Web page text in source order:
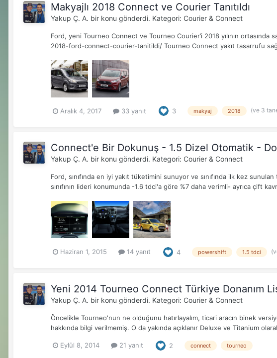
Makyajlı 2018 Connect ve Courier Tanıtıldı
Yakup Ç. A. bir konu gönderdi. Kategori: Courier & Connect
Ford, yeni Tourneo Connect ve Tourneo Courier’i 2018 yılının
2018-ford-connect-courier-tanitildi/ Tourneo Connect yakıt tasarrufu
Aralık 4, 2017 33 yanıt 3 makyaj 2018 (ve 3
Connect'e Bir Dokunuş - 1.5 Dizel Otomatik -
Yakup Ç. A. bir konu gönderdi. Kategori: Courier & Connect
Ford, sınıfında en iyi yakıt tüketimini sunuyor ve sınıfında ilk kez
sınıfının lideri konumunda -1.6 tdci'a göre %7 daha verimli- ayrıca çift
Haziran 1, 2015 14 yanıt 4 powershift 1.5 tdci
Yeni 2014 Tourneo Connect Türkiye Donanım
Yakup Ç. A. bir konu gönderdi. Kategori: Courier & Connect
Öncelikle Tourneo'nun ne olduğunu hatırlayalım, ticari aracın binek
hakkında bilgi verilmemiş. O da yakında açıklanır Deluxe ve Titanium
Eylül 8, 2014 21 yanıt 2 connect tourneo